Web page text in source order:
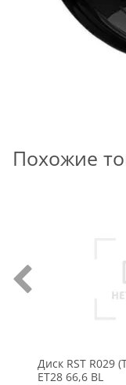
Похожие
Диск RST R029
ET28 66,6 BL